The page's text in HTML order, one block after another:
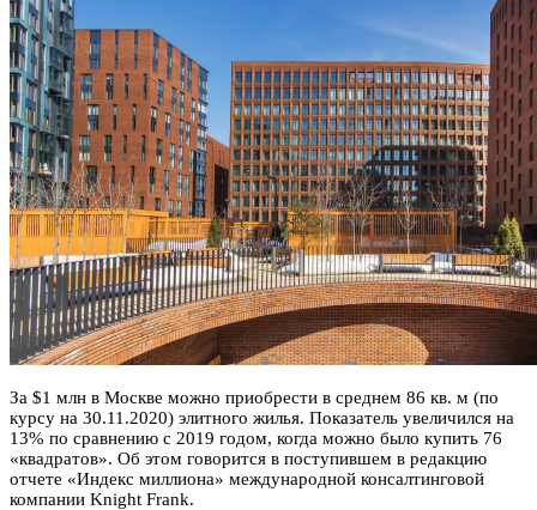
За $1 млн в Москве можно приобрести в среднем 86 кв. м (по
курсу на 30.11.2020) элитного жилья. Показатель увеличился на
13% по сравнению с 2019 годом, когда можно было купить 76
«квадратов». Об этом говорится в поступившем в редакцию
отчете «Индекс миллиона» международной консалтинговой
компании Knight Frank.